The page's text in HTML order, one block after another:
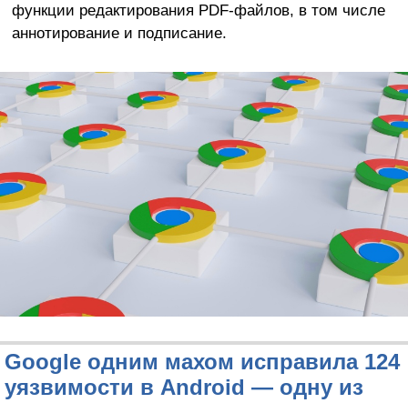
функции редактирования PDF-файлов, в том числе
аннотирование и подписание.
Google одним махом исправила 124
уязвимости в Android — одну из